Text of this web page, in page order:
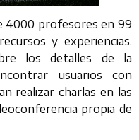
4000 profesores en 99
y experiencias,
los detalles de la
usuarios con
realizar charlas en las
propia de